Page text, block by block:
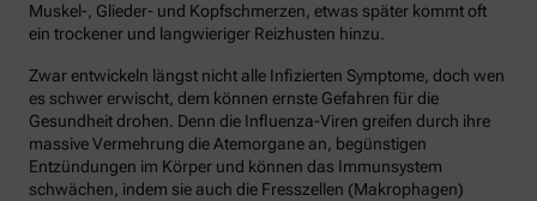
Muskel-, Glieder- und Kopfschmerzen, etwas später kommt oft
ein trockener und langwieriger Reizhusten hinzu.
Zwar entwickeln längst nicht alle Infizierten Symptome, doch wen
es schwer erwischt, dem können ernste Gefahren für die
Gesundheit drohen. Denn die Influenza-Viren greifen durch ihre
massive Vermehrung die Atemorgane an, begünstigen
Entzündungen im Körper und können das Immunsystem
schwächen, indem sie auch die Fresszellen (Makrophagen)